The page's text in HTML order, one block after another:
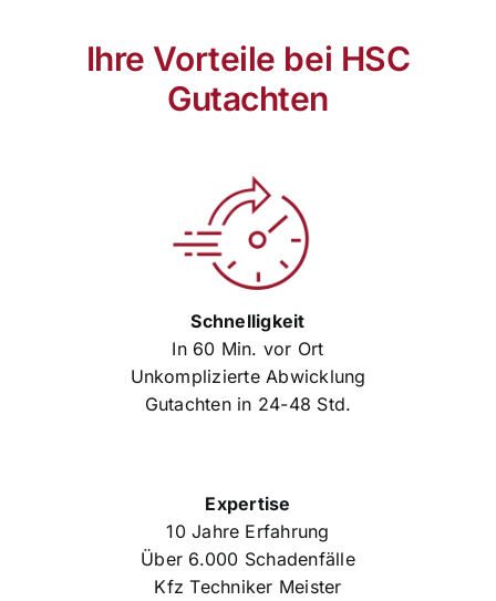
Ihre Vorteile bei HSC
Gutachten
Schnelligkeit
In 60 Min. vor Ort
Unkomplizierte Abwicklung
Gutachten in 24-48 Std.
Expertise
10 Jahre Erfahrung
Über 6.000 Schadenfälle
Kfz Techniker Meister